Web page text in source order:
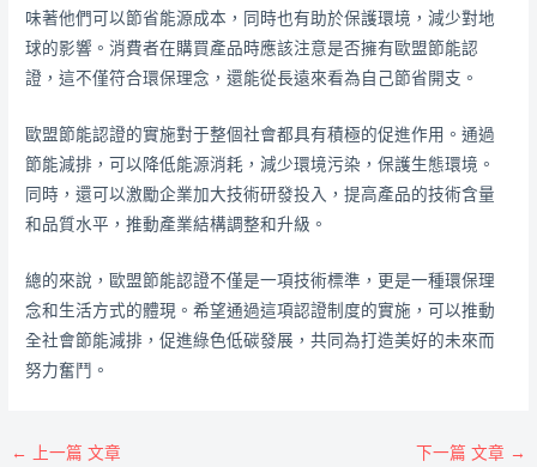
味著他們可以節省能源成本，同時也有助於保護環境，減少對地
球的影響。消費者在購買產品時應該注意是否擁有歐盟節能認
證，這不僅符合環保理念，還能從長遠來看為自己節省開支。
歐盟節能認證的實施對于整個社會都具有積極的促進作用。通過
節能減排，可以降低能源消耗，減少環境污染，保護生態環境。
同時，還可以激勵企業加大技術研發投入，提高產品的技術含量
和品質水平，推動產業結構調整和升級。
總的來說，歐盟節能認證不僅是一項技術標準，更是一種環保理
念和生活方式的體現。希望通過這項認證制度的實施，可以推動
全社會節能減排，促進綠色低碳發展，共同為打造美好的未來而
努力奮鬥。
← 上一篇 文章 下一篇 文章 →